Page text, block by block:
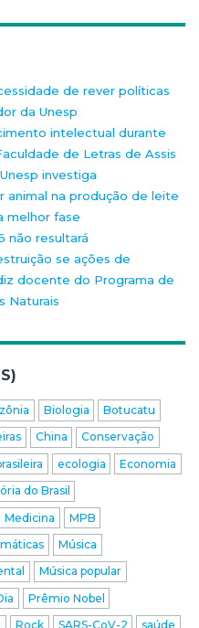
de rever políticas
da Unesp
intelectual durante
de Letras de Assis
investiga
na produção de leite
melhor fase
não resultará
se ações de
docente do Programa de
Naturais
Biologia
Botucatu
China
Conservação
ecologia
Economia
do Brasil
Medicina
MPB
Música
Música popular
Prêmio Nobel
Rock SARS-CoV-2
saúde